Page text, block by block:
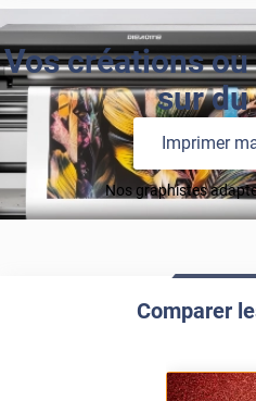
Vos créations
sur
Imprimer
Nos graphistes
Comparer